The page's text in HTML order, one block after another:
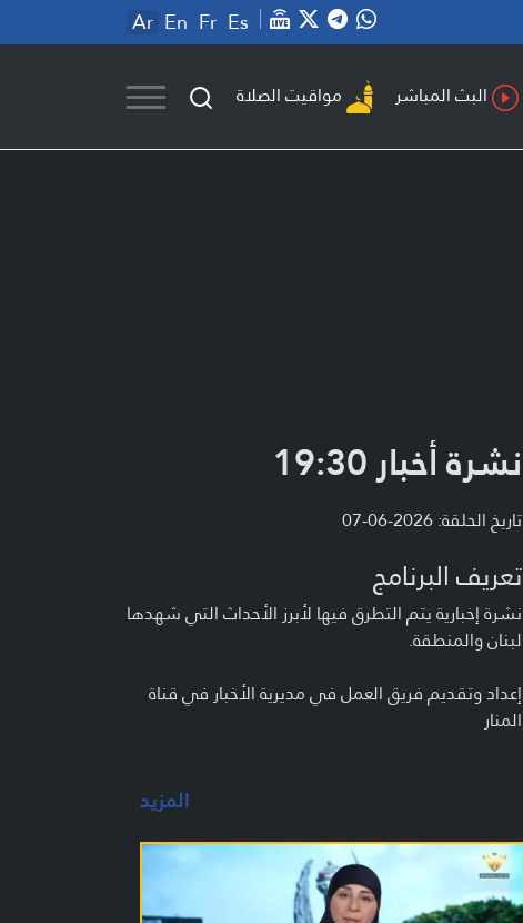
Ar En Fr Es
البث المباشر مواقيت الصلاة
نشرة أخبار 19:30
تاريخ الحلقة: 2026-06-07
تعريف البرنامج
نشرة إخبارية يتم التطرق فيها لأبرز الأحداث التي شهدها
لبنان والمنطقة.
إعداد وتقديم فريق العمل في مديرية الأخبار في قناة
المنار
المزيد